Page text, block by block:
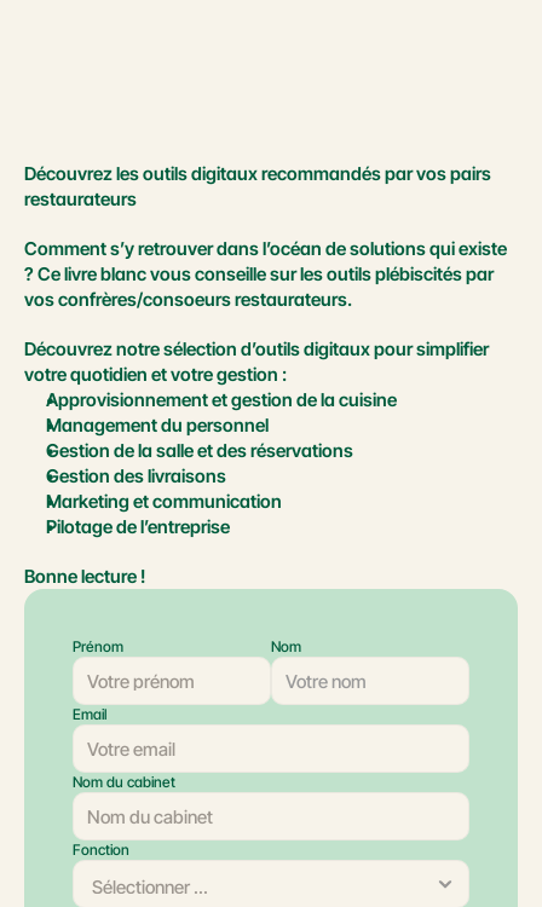
Découvrez les outils digitaux recommandés par vos pairs
restaurateurs
Comment s’y retrouver dans l’océan de solutions qui existe
? Ce livre blanc vous conseille sur les outils plébiscités par
vos confrères/consoeurs restaurateurs.
Découvrez notre sélection d’outils digitaux pour simplifier
votre quotidien et votre gestion :
Approvisionnement et gestion de la cuisine
Management du personnel
Gestion de la salle et des réservations
Gestion des livraisons
Marketing et communication
Pilotage de l’entreprise
Bonne lecture !
Prénom Nom
Email
Nom du cabinet
Fonction